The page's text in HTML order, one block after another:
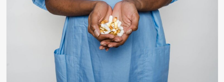
la
fructul
rambutan
și
cum
să